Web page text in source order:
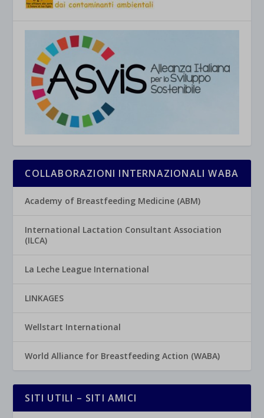
COLLABORAZIONI INTERNAZIONALI WABA
Academy of Breastfeeding Medicine (ABM)
International Lactation Consultant Association
(ILCA)
La Leche League International
LINKAGES
Wellstart International
World Alliance for Breastfeeding Action (WABA)
SITI UTILI – SITI AMICI